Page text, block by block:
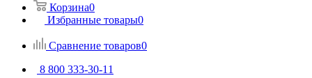
Корзина0
Избранные товары0
Сравнение товаров0
8 800 333-30-11